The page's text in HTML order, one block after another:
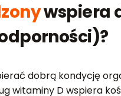
wspiera
dobrą kondycję
witaminy D wspiera